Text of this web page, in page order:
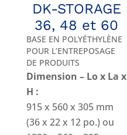
DK-STORAGE
36, 48 et 60
BASE EN POLYÉTHYLÈNE
POUR L’ENTREPOSAGE
DE PRODUITS
Dimension – Lo x La x
H :
915 x 560 x 305 mm
(36 x 22 x 12 po.) ou